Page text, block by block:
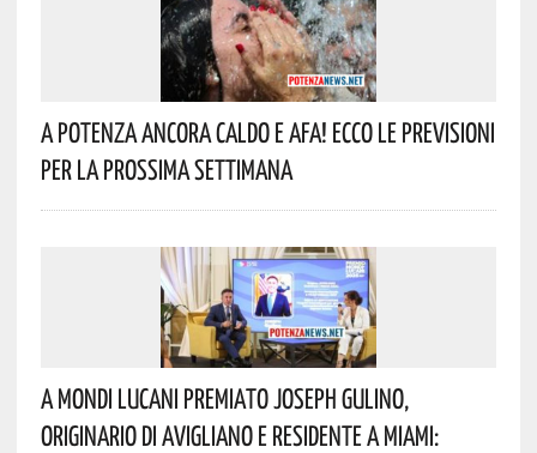
A Potenza Ancora Caldo E Afa! Ecco Le Previsioni
Per La Prossima Settimana
A Mondi Lucani Premiato Joseph Gulino,
Originario Di Avigliano E Residente A Miami: